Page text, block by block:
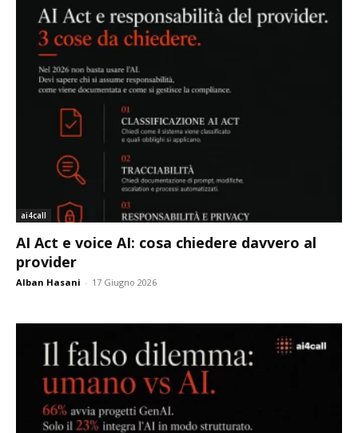
ai4call
AI Act e voice AI: cosa chiedere davvero al
provider
Alban Hasani - 17 Giugno 2026